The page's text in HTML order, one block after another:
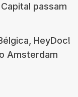
passam
HeyDoc!
Amsterdam